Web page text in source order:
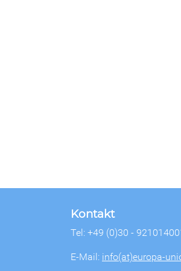
Kontakt
Tel: +49 (0)30 -
E-Mail: info(at)europa-